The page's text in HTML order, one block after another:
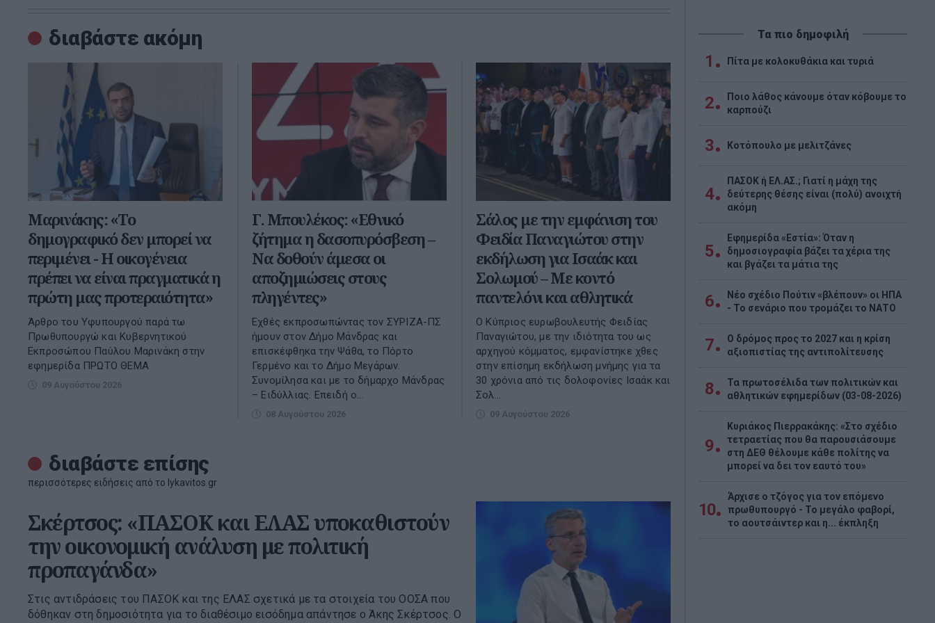
διαβάστε ακόμη
Μαρινάκης: «Το
δημογραφικό δεν μπορεί να
περιμένει - Η οικογένεια
πρέπει να είναι πραγματικά η
πρώτη μας προτεραιότητα»
Άρθρο του Υφυπουργού παρά τω
Πρωθυπουργώ και Κυβερνητικού
Εκπροσώπου Παύλου Μαρινάκη στην
εφημερίδα ΠΡΩΤΟ ΘΕΜΑ
09 Αυγούστου 2026
Γ. Μπουλέκος: «Εθνικό
ζήτημα η δασοπυρόσβεση –
Να δοθούν άμεσα οι
αποζημιώσεις στους
πληγέντες»
Εχθές εκπροσωπώντας τον ΣΥΡΙΖΑ-ΠΣ
ήμουν στον Δήμο Μάνδρας και
επισκέφθηκα την Ψάθα, το Πόρτο
Γερμένο και το Δήμο Μεγάρων.
Συνομίλησα και με το δήμαρχο Μάνδρας
– Ειδύλλιας. Επειδή ο...
08 Αυγούστου 2026
Σάλος με την εμφάνιση του
Φειδία Παναγιώτου στην
εκδήλωση για Ισαάκ και
Σολωμού – Με κοντό
παντελόνι και αθλητικά
Ο Κύπριος ευρωβουλευτής Φειδίας
Παναγιώτου, με την ιδιότητα του ως
αρχηγού κόμματος, εμφανίστηκε χθες
στην επίσημη εκδήλωση μνήμης για τα
30 χρόνια από τις δολοφονίες Ισαάκ και
Σολ...
09 Αυγούστου 2026
διαβάστε επίσης
περισσότερες ειδήσεις από το lykavitos.gr
Σκέρτσος: «ΠΑΣΟΚ και ΕΛΑΣ υποκαθιστούν
την οικονομική ανάλυση με πολιτική
προπαγάνδα»
Στις αντιδράσεις του ΠΑΣΟΚ και της ΕΛΑΣ σχετικά με τα στοιχεία του ΟΟΣΑ που
δόθηκαν στη δημοσιότητα για το διαθέσιμο εισόδημα απάντησε ο Άκης Σκέρτσος. Ο
Τα πιο δημοφιλή
1 Πίτα με κολοκυθάκια και τυριά
2
Ποιο λάθος κάνουμε όταν κόβουμε το
καρπούζι
3 Κοτόπουλο με μελιτζάνες
4
ΠΑΣΟΚ ή ΕΛ.ΑΣ.; Γιατί η μάχη της
δεύτερης θέσης είναι (πολύ) ανοιχτή
ακόμη
5
Εφημερίδα «Εστία»: Όταν η
δημοσιογραφία βάζει τα χέρια της
και βγάζει τα μάτια της
6
Νέο σχέδιο Πούτιν «βλέπουν» οι ΗΠΑ
- Το σενάριο που τρομάζει το ΝΑΤΟ
7
Ο δρόμος προς το 2027 και η κρίση
αξιοπιστίας της αντιπολίτευσης
8
Τα πρωτοσέλιδα των πολιτικών και
αθλητικών εφημερίδων (03-08-2026)
9
Κυριάκος Πιερρακάκης: «Στο σχέδιο
τετραετίας που θα παρουσιάσουμε
στη ΔΕΘ θέλουμε κάθε πολίτης να
μπορεί να δει τον εαυτό του»
10
Άρχισε ο τζόγος για τον επόμενο
πρωθυπουργό - Το μεγάλο φαβορί,
το αουτσάιντερ και η... έκπληξη